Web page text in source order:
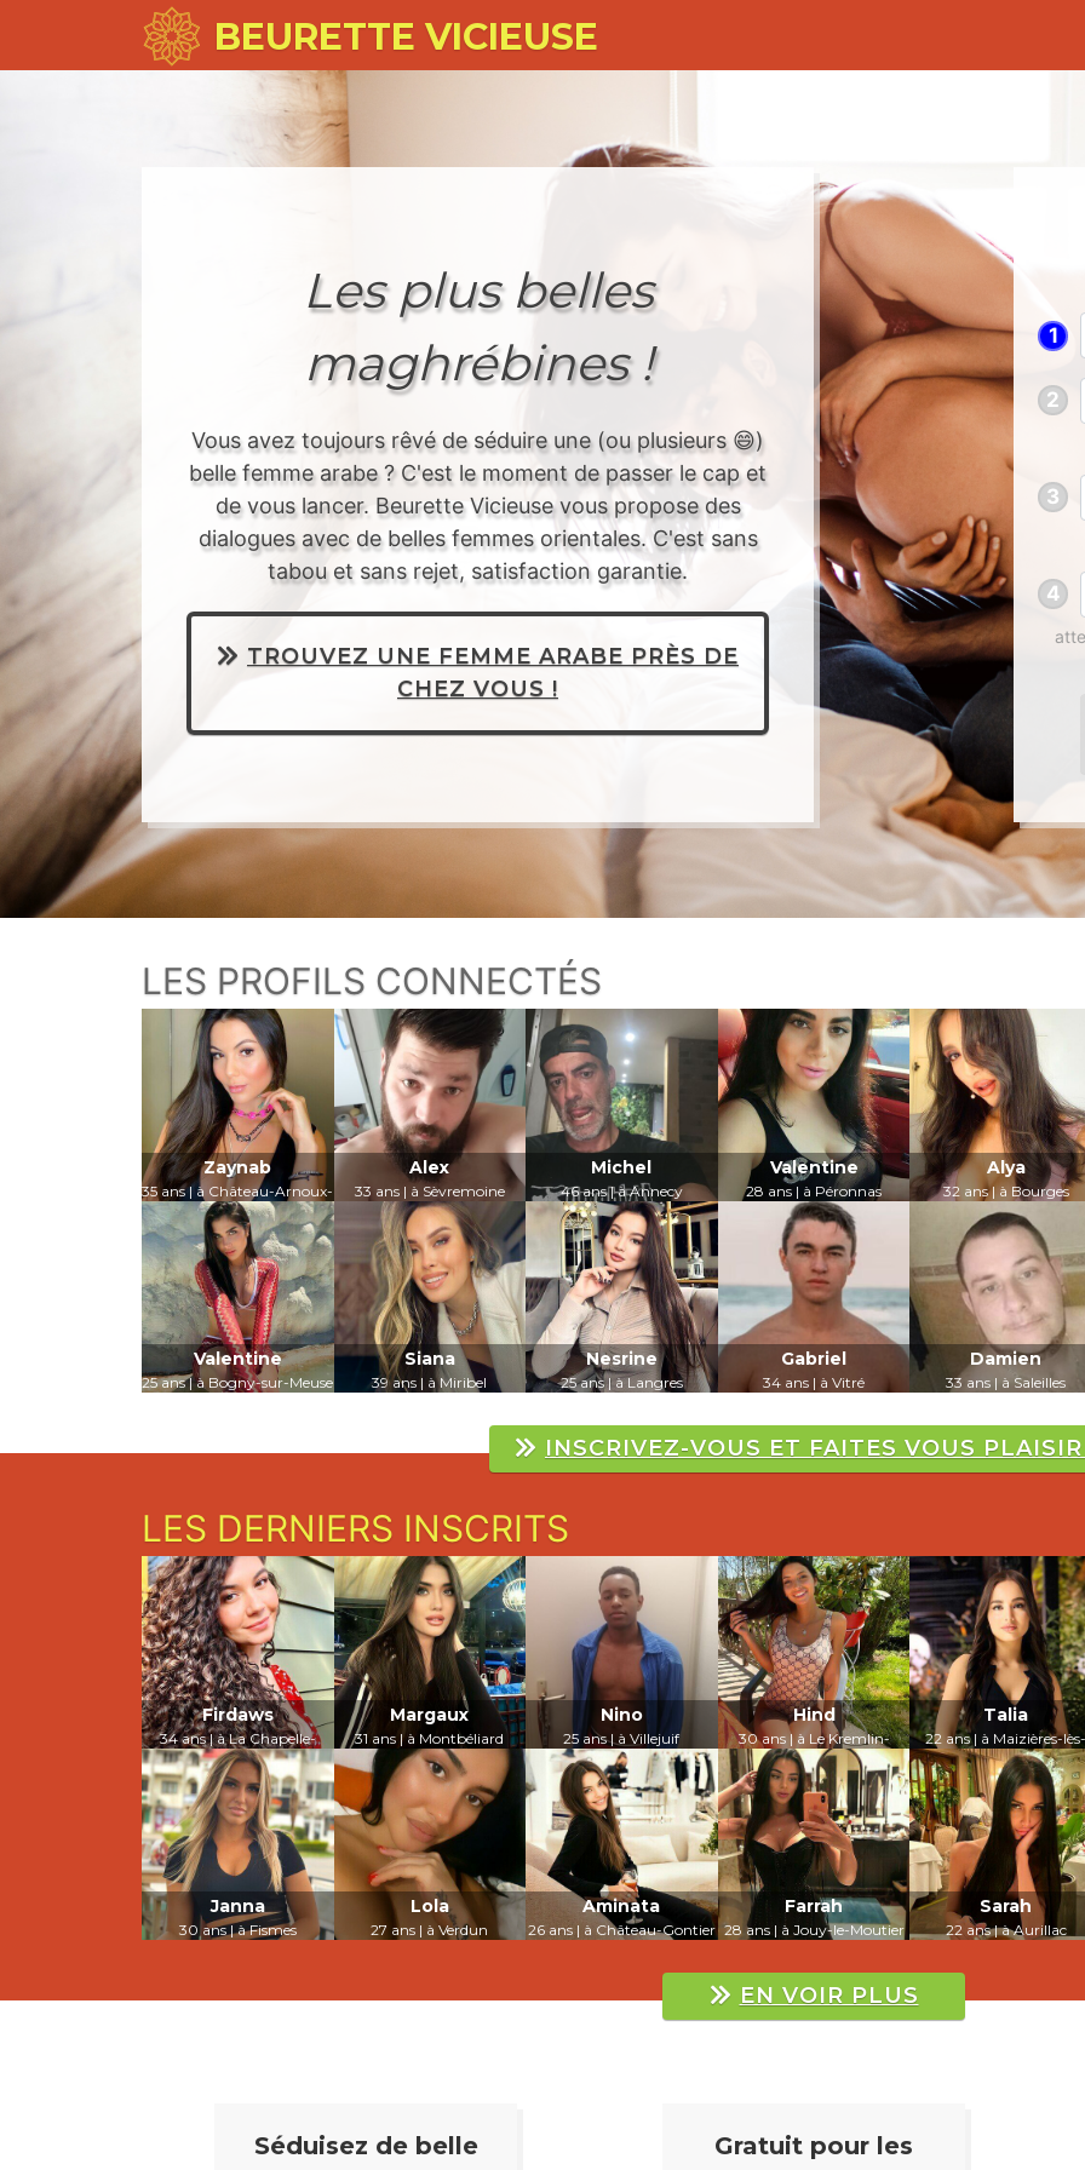
BEURETTE VICIEUSE
Les plus belles
maghrébines !
Vous avez toujours rêvé de séduire une (ou plusieurs 😄)
belle femme arabe ? C'est le moment de passer le cap et
de vous lancer. Beurette Vicieuse vous propose des
dialogues avec de belles femmes orientales. C'est sans
tabou et sans rejet, satisfaction garantie.
TROUVEZ UNE FEMME ARABE PRÈS DE
CHEZ VOUS !
1
2
3
4
LES PROFILS CONNECTÉS
Zaynab
35 ans | à Château-Arnoux-
Saint-Auban
LUI PARLER
Alex
33 ans | à Sèvremoine
LUI PARLER
Michel
46 ans | à Annecy
LUI PARLER
Valentine
28 ans | à Péronnas
LUI PARLER
Alya
32 ans | à Bourges
LUI PARLER
Valentine
25 ans | à Bogny-sur-Meuse
Siana
39 ans | à Miribel
Nesrine
25 ans | à Langres
LUI PARLER
Gabriel
34 ans | à Vitré
LUI PARLER
Damien
33 ans | à Saleilles
LUI PARLER
INSCRIVEZ-VOUS ET FAITES VOUS
LES DERNIERS INSCRITS
Firdaws
34 ans | à La Chapelle-
Saint-Luc
LUI PARLER
Margaux
31 ans | à Montbéliard
LUI PARLER
Nino
25 ans | à Villejuif
LUI PARLER
Hind
30 ans | à Le Kremlin-
Bicêtre
LUI PARLER
Talia
22 ans | à Maizières-lès-
Metz
LUI PARLER
Janna
30 ans | à Fismes
Lola
27 ans | à Verdun
Aminata
26 ans | à Château-Gontier
LUI PARLER
Farrah
28 ans | à Jouy-le-Moutier
LUI PARLER
Sarah
22 ans | à Aurillac
LUI PARLER
EN VOIR PLUS
Séduisez de belle
Gratuit pour les